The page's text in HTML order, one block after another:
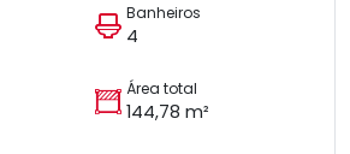
Banheiros
4
Área total
144,78 m²